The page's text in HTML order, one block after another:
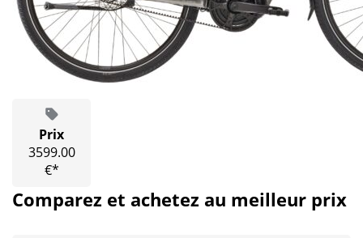
Prix
3599.00
€*
Comparez et achetez au meilleur prix